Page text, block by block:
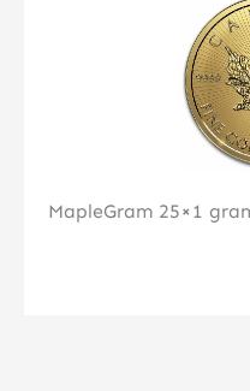
MapleGram 25×1